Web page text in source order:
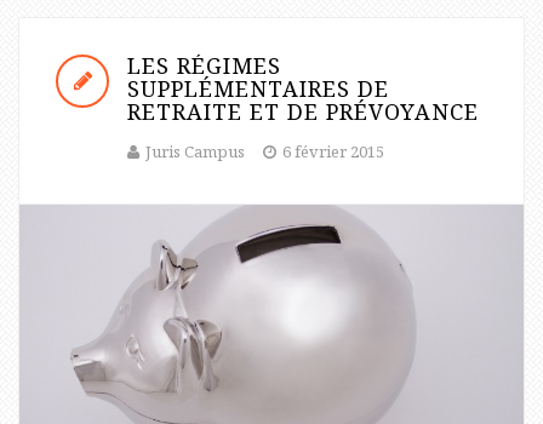
LES RÉGIMES
SUPPLÉMENTAIRES DE
RETRAITE ET DE PRÉVOYANCE
Juris Campus 6 février 2015